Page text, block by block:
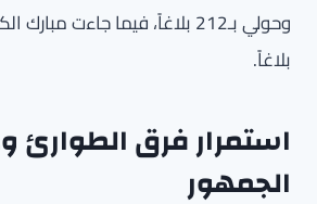
بلاغاً.
استمرار فرق الطوارئ
الجمهور